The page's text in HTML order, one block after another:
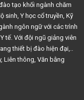
tạo khối ngành chăm
sinh, Y học cổ truyền, Kỹ
ngôn ngữ với các trình
tế. Với đội ngũ giảng viên
thiết bị đào hiện đại,..
Liên thông, Văn bằng